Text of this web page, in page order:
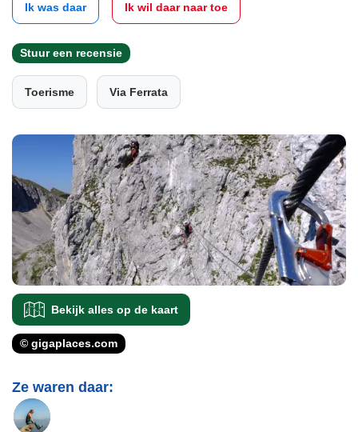
Ik was daar Ik wil daar naar toe
Stuur een recensie
Toerisme Via Ferrata
Bekijk alles op de kaart
© gigaplaces.com
Ze waren daar: